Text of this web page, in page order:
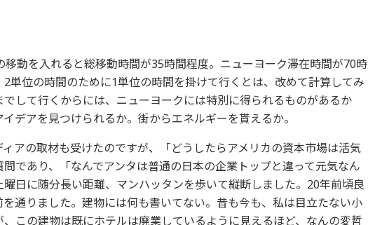
動を入れると総移動時間が35時間程度。ニューヨーク滞在時間が70時
単位の時間のために1単位の時間を掛けて行くとは、改めて計算してみ
して行くからには、ニューヨークには特別に得られるものがあるか
デアを見つけられるか。街からエネルギーを貰えるか。
アの取材も受けたのですが、「どうしたらアメリカの資本市場は活気
であり、「なんでアンタは普通の日本の企業トップと違って元気なん
日に随分長い距離、マンハッタンを歩いて縦断しました。20年前頃良
通りました。建物には何も書いてない。昔も今も、私は目立たない小
この建物は既にホテルは廃業しているように見えるほど、なんの変哲